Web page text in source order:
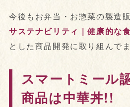
今後もお弁当・お惣菜の製造
サステナビリティ｜健康的な
とした商品開発に取り組んで
スマートミール
商品は中華丼!!